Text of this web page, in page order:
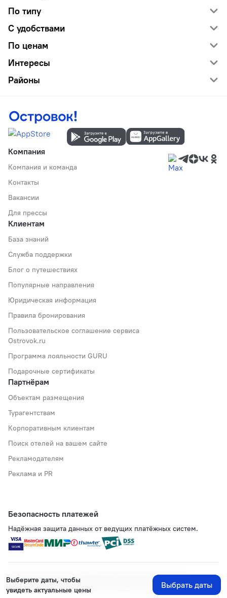
Выберите даты, чтобы
увидеть актуальные цены
Выбрать даты
По типу
С удобствами
По ценам
Интересы
Районы
Компания
Компания и команда
Контакты
Вакансии
Для прессы
Клиентам
База знаний
Служба поддержки
Блог о путешествиях
Популярные направления
Юридическая информация
Правила бронирования
Пользовательское соглашение сервиса
Ostrovok.ru
Программа лояльности GURU
Подарочные сертификаты
Партнёрам
Объектам размещения
Турагентствам
Корпоративным клиентам
Поиск отелей на вашем сайте
Рекламодателям
Реклама и PR
Безопасность платежей
Надёжная защита данных от ведущих платёжных систем.
Политика хранения и обработки персональных данных
Применяются рекомендательные технологии